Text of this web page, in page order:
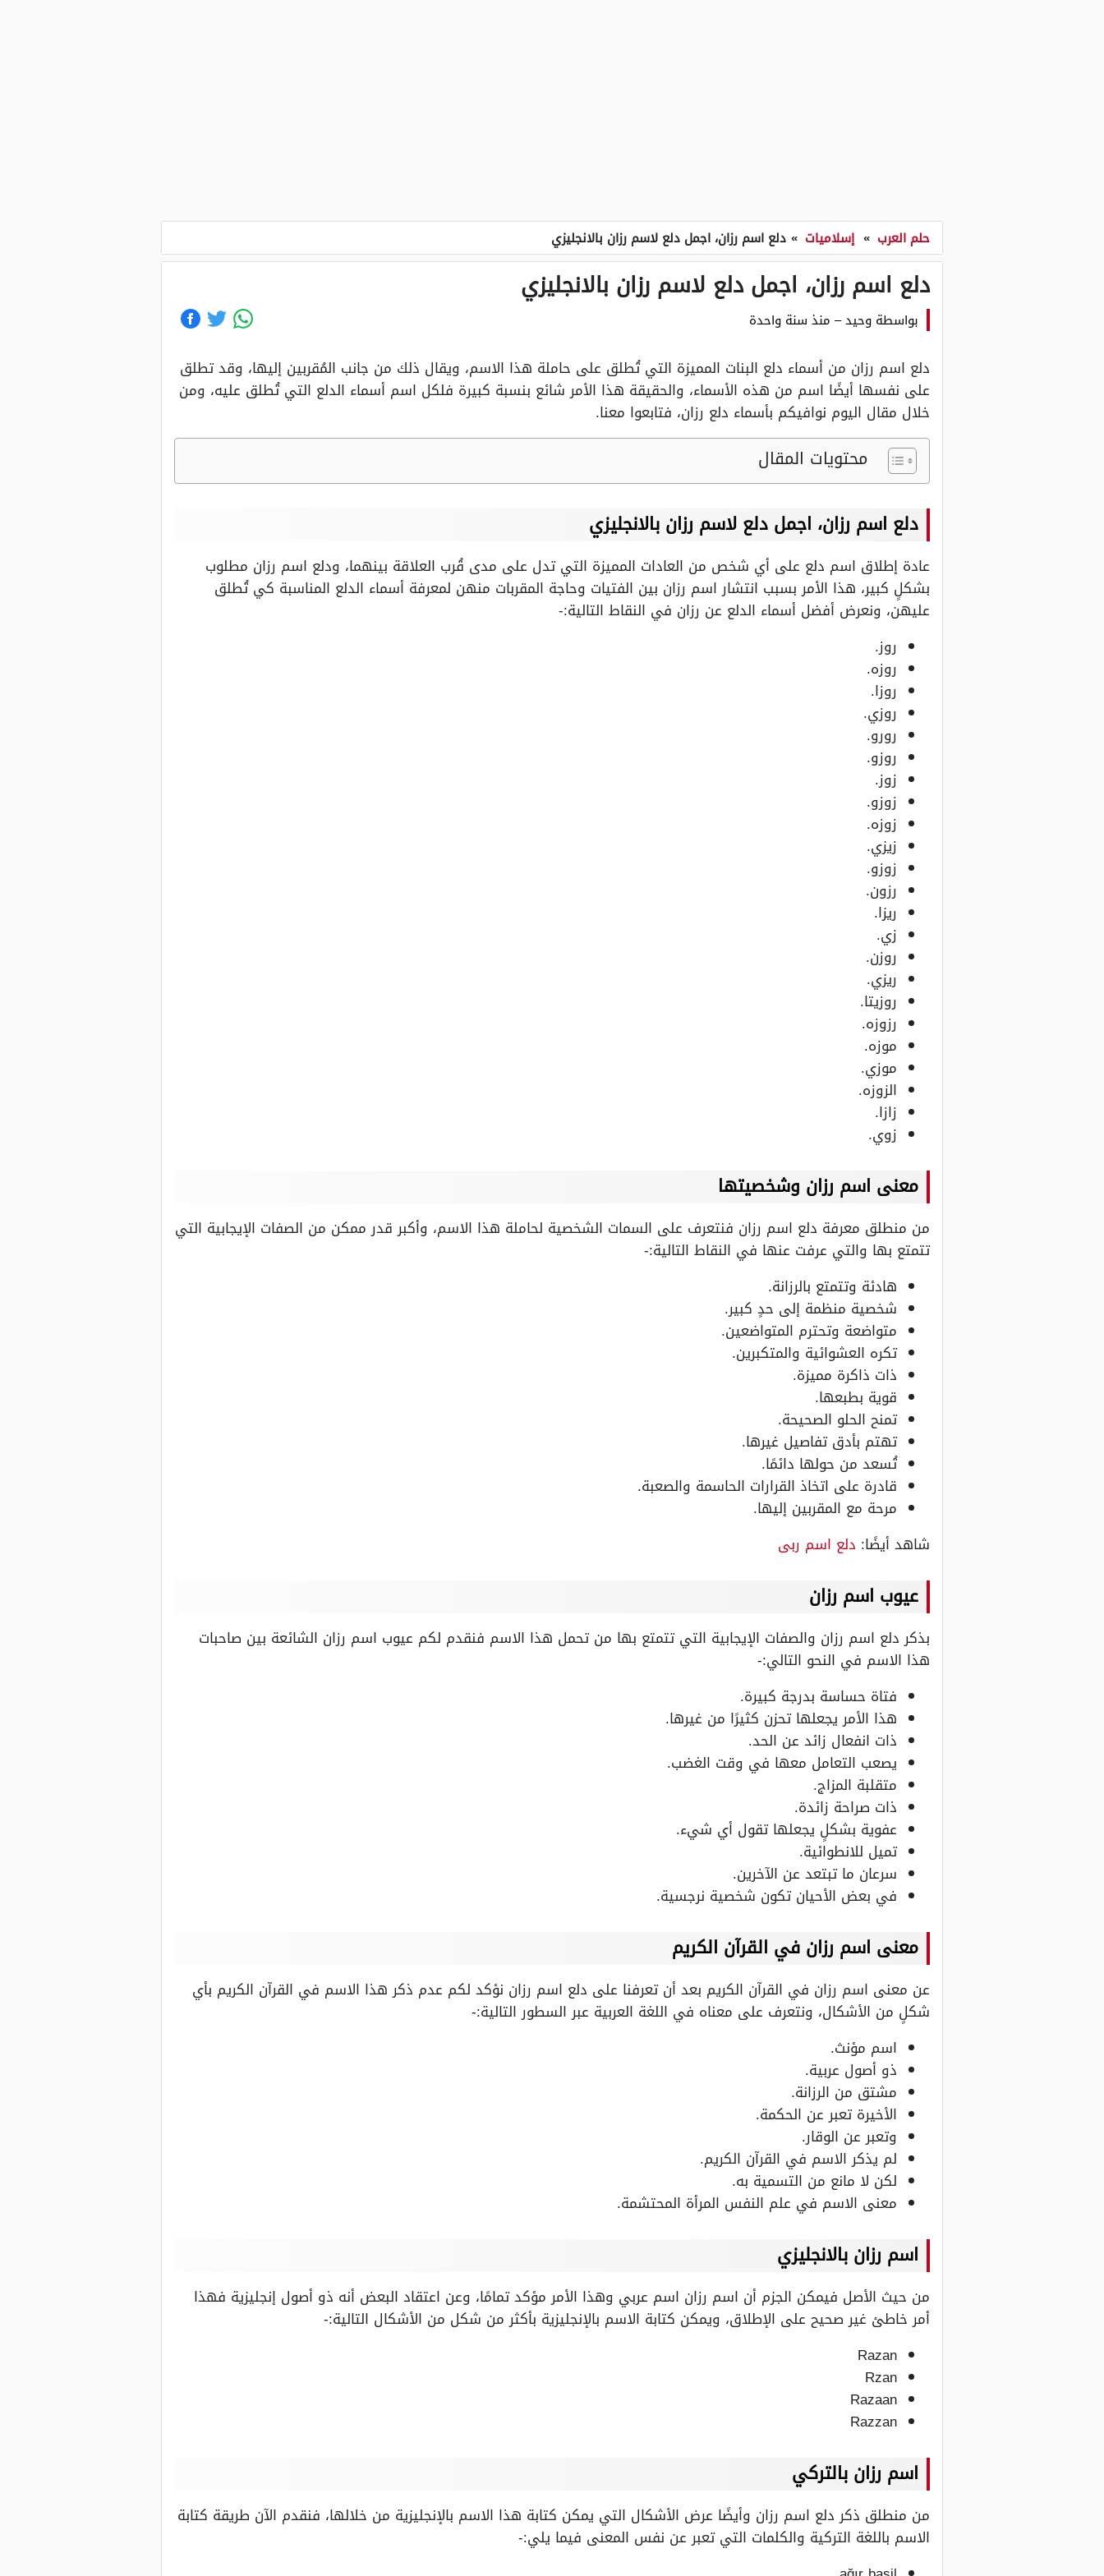
حلم العرب » إسلاميات » دلع اسم رزان، اجمل دلع لاسم رزان بالانجليزي
دلع اسم رزان، اجمل دلع لاسم رزان بالانجليزي
بواسطة وحيد– منذ سنة واحدة
دلع اسم رزان من أسماء دلع البنات المميزة التي تُطلق على حاملة هذا الاسم، ويقال ذلك من جانب المُقربين إليها، وقد تطلق
على نفسها أيضًا اسم من هذه الأسماء، والحقيقة هذا الأمر شائع بنسبة كبيرة فلكل اسم أسماء الدلع التي تُطلق عليه، ومن
خلال مقال اليوم نوافيكم بأسماء دلع رزان، فتابعوا معنا.
محتويات المقال
دلع اسم رزان، اجمل دلع لاسم رزان بالانجليزي
عادة إطلاق اسم دلع على أي شخص من العادات المميزة التي تدل على مدى قُرب العلاقة بينهما، ودلع اسم رزان مطلوب
بشكلٍ كبير، هذا الأمر بسبب انتشار اسم رزان بين الفتيات وحاجة المقربات منهن لمعرفة أسماء الدلع المناسبة كي تُطلق
عليهن، ونعرض أفضل أسماء الدلع عن رزان في النقاط التالية:-
روز.
روزه.
روزا.
روزي.
رورو.
روزو.
زوز.
زوزو.
زوزه.
زيزي.
زوزو.
رزون.
ريزا.
زي.
روزن.
ريزي.
روزيتا.
رزوزه.
موزه.
موزي.
الزوزه.
زازا.
زوي.
معنى اسم رزان وشخصيتها
من منطلق معرفة دلع اسم رزان فنتعرف على السمات الشخصية لحاملة هذا الاسم، وأكبر قدر ممكن من الصفات الإيجابية التي
تتمتع بها والتي عرفت عنها في النقاط التالية:-
هادئة وتتمتع بالرزانة.
شخصية منظمة إلى حدٍ كبير.
متواضعة وتحترم المتواضعين.
تكره العشوائية والمتكبرين.
ذات ذاكرة مميزة.
قوية بطبعها.
تمنح الحلو الصحيحة.
تهتم بأدق تفاصيل غيرها.
تُسعد من حولها دائمًا.
قادرة على اتخاذ القرارات الحاسمة والصعبة.
مرحة مع المقربين إليها.
شاهد أيضًا: دلع اسم ربى
عيوب اسم رزان
بذكر دلع اسم رزان والصفات الإيجابية التي تتمتع بها من تحمل هذا الاسم فنقدم لكم عيوب اسم رزان الشائعة بين صاحبات
هذا الاسم في النحو التالي:-
فتاة حساسة بدرجة كبيرة.
هذا الأمر يجعلها تحزن كثيرًا من غيرها.
ذات انفعال زائد عن الحد.
يصعب التعامل معها في وقت الغضب.
متقلبة المزاج.
ذات صراحة زائدة.
عفوية بشكلٍ يجعلها تقول أي شيء.
تميل للانطوائية.
سرعان ما تبتعد عن الآخرين.
في بعض الأحيان تكون شخصية نرجسية.
معنى اسم رزان في القرآن الكريم
عن معنى اسم رزان في القرآن الكريم بعد أن تعرفنا على دلع اسم رزان نؤكد لكم عدم ذكر هذا الاسم في القرآن الكريم بأي
شكلٍ من الأشكال، ونتعرف على معناه في اللغة العربية عبر السطور التالية:-
اسم مؤنث.
ذو أصول عربية.
مشتق من الرزانة.
الأخيرة تعبر عن الحكمة.
وتعبر عن الوقار.
لم يذكر الاسم في القرآن الكريم.
لكن لا مانع من التسمية به.
معنى الاسم في علم النفس المرأة المحتشمة.
اسم رزان بالانجليزي
من حيث الأصل فيمكن الجزم أن اسم رزان اسم عربي وهذا الأمر مؤكد تمامًا، وعن اعتقاد البعض أنه ذو أصول إنجليزية فهذا
أمر خاطئ غير صحيح على الإطلاق، ويمكن كتابة الاسم بالإنجليزية بأكثر من شكل من الأشكال التالية:-
Razan
Rzan
Razaan
Razzan
اسم رزان بالتركي
من منطلق ذكر دلع اسم رزان وأيضًا عرض الأشكال التي يمكن كتابة هذا الاسم بالإنجليزية من خلالها، فنقدم الآن طريقة كتابة
الاسم باللغة التركية والكلمات التي تعبر عن نفس المعنى فيما يلي:-